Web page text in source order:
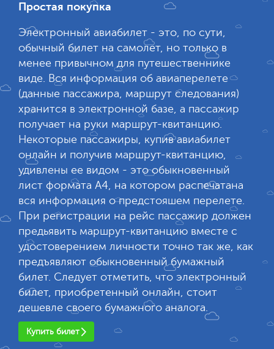
Простая покупка
Электронный авиабилет - это, по сути,
обычный билет на самолет, но только в
менее привычном для путешественнике
виде. Вся информация об авиаперелете
(данные пассажира, маршрут следования)
хранится в электронной базе, а пассажир
получает на руки маршрут-квитанцию.
Некоторые пассажиры, купив авиабилет
онлайн и получив маршрут-квитанцию,
удивлены ее видом - это обыкновенный
лист формата А4, на котором распечатана
вся информация о предстояшем перелете.
При регистрации на рейс пассажир должен
предьявить маршрут-квитанцию вместе с
удостоверением личности точно так же, как
предъявляют обыкновенный бумажный
билет. Следует отметить, что электронный
билет, приобретенный онлайн, стоит
дешевле своего бумажного аналога.
Купить билет